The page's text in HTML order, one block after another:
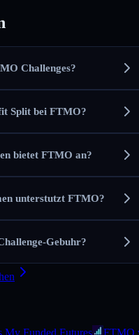
Challenges?
Split bei FTMO?
bietet FTMO an?
unterstutzt FTMO?
Gebuhr?
My Funded Futures
FTMO